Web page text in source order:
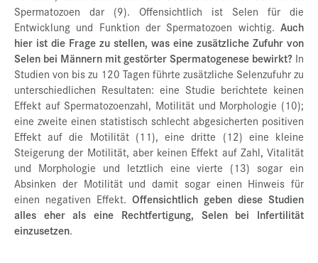
Spermatozoen dar (9). Offensichtlich ist Selen für die
Entwicklung und Funktion der Spermatozoen wichtig. Auch
hier ist die Frage zu stellen, was eine zusätzliche Zufuhr von
Selen bei Männern mit gestörter Spermatogenese bewirkt? In
Studien von bis zu 120 Tagen führte zusätzliche Selenzufuhr zu
unterschiedlichen Resultaten: eine Studie berichtete keinen
Effekt auf Spermatozoenzahl, Motilität und Morphologie (10);
eine zweite einen statistisch schlecht abgesicherten positiven
Effekt auf die Motilität (11), eine dritte (12) eine kleine
Steigerung der Motilität, aber keinen Effekt auf Zahl, Vitalität
und Morphologie und letztlich eine vierte (13) sogar ein
Absinken der Motilität und damit sogar einen Hinweis für
einen negativen Effekt. Offensichtlich geben diese Studien
alles eher als eine Rechtfertigung, Selen bei Infertilität
einzusetzen.